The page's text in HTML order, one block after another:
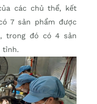
các chủ thể, kết
7 sản phẩm được
trong đó có 4 sản
tỉnh.